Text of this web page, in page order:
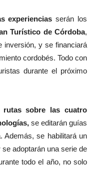
experiencias serán los
Turístico de Córdoba,
inversión, y se financiará
cordobés. Todo con
durante el próximo
rutas sobre las cuatro
se editarán guías
Además, se habilitará un
adoptarán una serie de
todo el año, no solo